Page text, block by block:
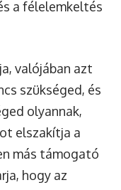
a félelemkeltés
valójában azt
szükséged, és
olyannak,
elszakítja a
más támogató
hogy az